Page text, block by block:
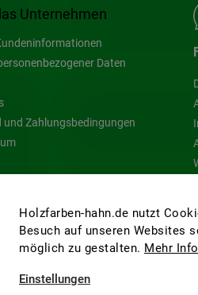
Holzfarben-hahn.de nutzt
Besuch auf unseren Websites
möglich zu gestalten. Mehr
Einstellungen
Unternehmen
Daten
und Zahlungsbedingungen
Cookie-Einstellungen ändern